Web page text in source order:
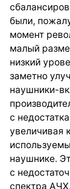
были,
момент
малый
низкий
заметно
наушники-
с
увеличивая
наушнике.
с
спектра